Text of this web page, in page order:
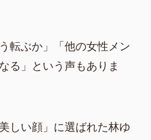
転ぶか」「他の女性メン
る」という声もありま
しい顔」に選ばれた林ゆ